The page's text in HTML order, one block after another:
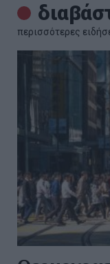
περισσότερες